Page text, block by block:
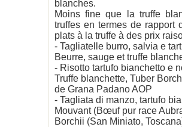
blanches.
Moins fine que la truffe
truffes en termes de rapport
plats à la truffe à des prix
- Tagliatelle burro, salvia e
Beurre, sauge et truffe
- Risotto tartufo bianchetto e
Truffe blanchette, Tuber
de Grana Padano AOP
- Tagliata di manzo, tartufo
Mouvant (Bœuf pur race
Borchii (San Miniato,